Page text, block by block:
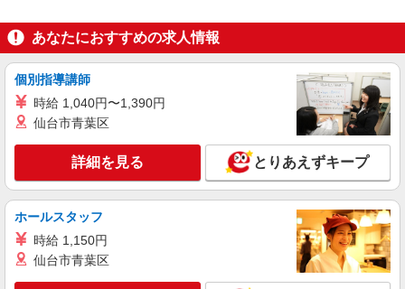
福島県郡山市
詳細を見る
派遣社員
郡山市｜看護師さんのサポートスタッフ募集♪
時給1350円〜2062円 ＜日払い有/週払い有/交
詳細を見る
あなたにおすすめの求人情報
個別指導講師
時給 1,040円〜1,390円
仙台市青葉区
詳細を見る とりあえずキープ
ホールスタッフ
時給 1,150円
仙台市青葉区